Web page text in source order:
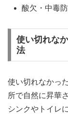
酸欠・中毒
使い切れな
法
使い切れなかっ
所で自然に昇華
シンクやトイレ